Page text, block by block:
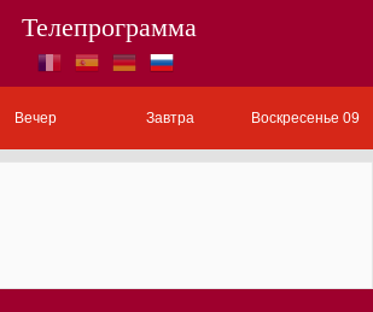
Телепрограмма
Вечер Завтра Воскресенье 09